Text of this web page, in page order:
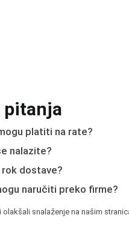
pitanja
platiti na rate?
nalazite?
rok dostave?
naručiti preko firme?
snalaženje na našim